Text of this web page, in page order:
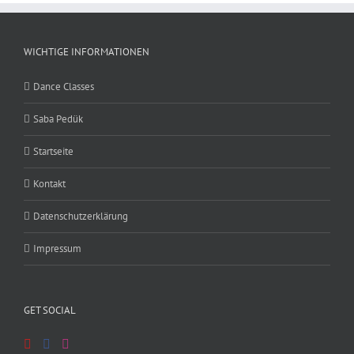
WICHTIGE INFORMATIONEN
Dance Classes
Saba Pedük
Startseite
Kontakt
Datenschutzerklärung
Impressum
GET SOCIAL